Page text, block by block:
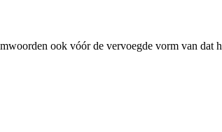
ook vóór de vervoegde vorm van dat